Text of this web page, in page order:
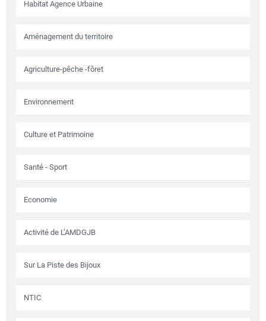
Habitat Agence Urbaine
Aménagement du territoire
Agriculture-pêche -fôret
Environnement
Culture et Patrimoine
Santé - Sport
Economie
Activité de L’AMDGJB
Sur La Piste des Bijoux
NTIC